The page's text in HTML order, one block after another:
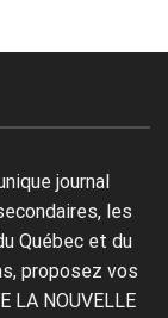
journal
les
Québec et du
proposez vos
LA NOUVELLE